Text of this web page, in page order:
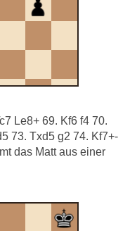
Le8+ 69. Kf6 f4 70.
73. Txd5 g2 74. Kf7+-
das Matt aus einer